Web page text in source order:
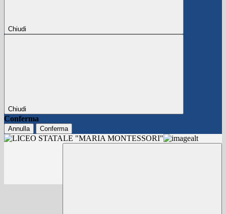
Chiudi
Chiudi
Conferma
Annulla Conferma